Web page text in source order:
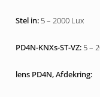
5 – 2000 Lux
5 –